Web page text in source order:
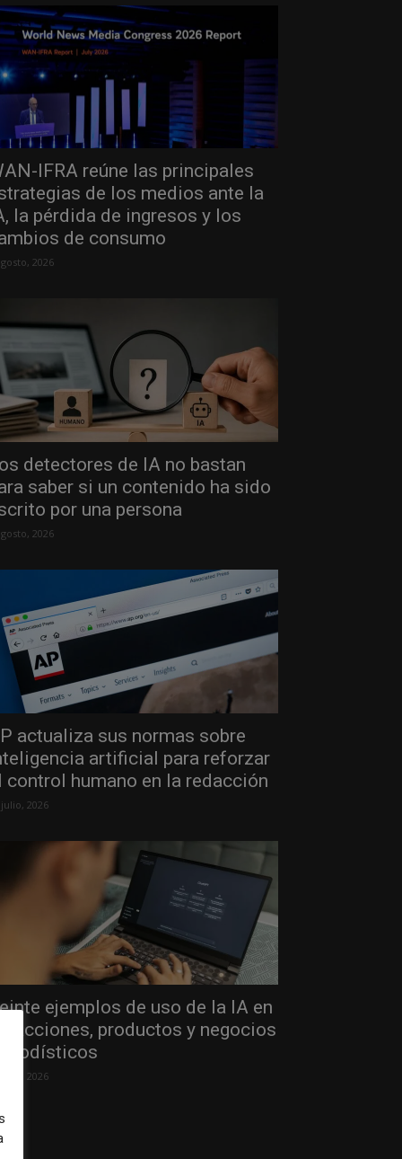
IFRA reúne las principales
de los medios ante la
la pérdida de ingresos y los
de consumo
2026
detectores de IA no bastan
saber si un contenido ha sido
por una persona
2026
actualiza sus normas sobre
artificial para reforzar
control humano en la redacción
2026
ejemplos de uso de la IA en
productos y negocios
2026